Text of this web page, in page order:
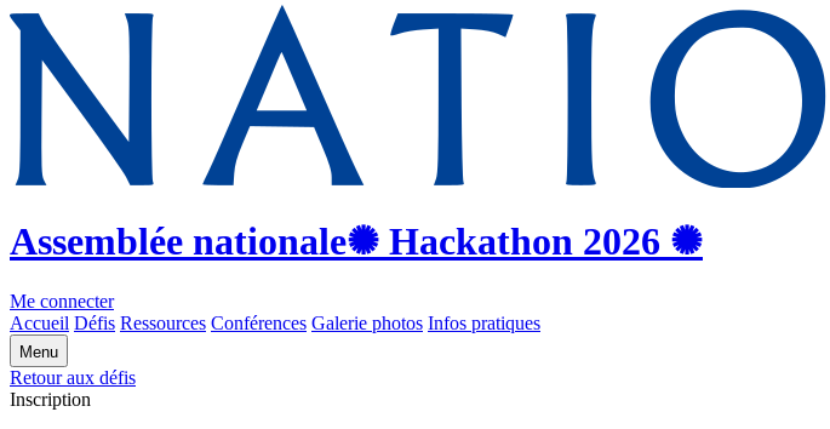
Assemblée nationale✺ Hackathon 2026 ✺
Me connecter
Accueil Défis Ressources Conférences Galerie photos Infos pratiques
Menu
Retour aux défis
Inscription